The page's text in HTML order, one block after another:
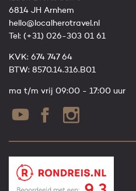
6814 JH Arnhem
hello@localherotravel.nl
Tel: (+31) 026-303 01 61
KVK: 674 747 64
BTW: 8570.14.316.B01
ma t/m vrij 09:00 - 17:00 uur